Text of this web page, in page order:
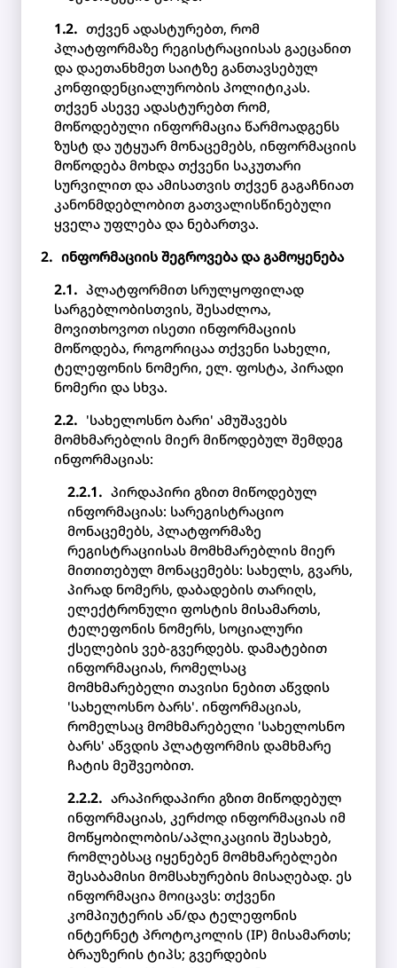
თქვენ ადასტურებთ, რომ
პლატფორმაზე რეგისტრაციისას გაეცანით
და დაეთანხმეთ საიტზე განთავსებულ
კონფიდენციალურობის პოლიტიკას.
თქვენ ასევე ადასტურებთ რომ,
მოწოდებული ინფორმაცია წარმოადგენს
ზუსტ და უტყუარ მონაცემებს, ინფორმაციის
მოწოდება მოხდა თქვენი საკუთარი
სურვილით და ამისათვის თქვენ გაგაჩნიათ
კანონმდებლობით გათვალისწინებული
ყველა უფლება და ნებართვა.
ინფორმაციის შეგროვება და გამოყენება
პლატფორმით სრულყოფილად
სარგებლობისთვის, შესაძლოა,
მოვითხოვოთ ისეთი ინფორმაციის
მოწოდება, როგორიცაა თქვენი სახელი,
ტელეფონის ნომერი, ელ. ფოსტა, პირადი
ნომერი და სხვა.
'სახელოსნო ბარი' ამუშავებს
მომხმარებლის მიერ მიწოდებულ შემდეგ
ინფორმაციას:
პირდაპირი გზით მიწოდებულ
ინფორმაციას: სარეგისტრაციო
მონაცემებს, პლატფორმაზე
რეგისტრაციისას მომხმარებლის მიერ
მითითებულ მონაცემებს: სახელს, გვარს,
პირად ნომერს, დაბადების თარიღს,
ელექტრონული ფოსტის მისამართს,
ტელეფონის ნომერს, სოციალური
ქსელების ვებ-გვერდებს. დამატებით
ინფორმაციას, რომელსაც
მომხმარებელი თავისი ნებით აწვდის
'სახელოსნო ბარს'. ინფორმაციას,
რომელსაც მომხმარებელი 'სახელოსნო
ბარს' აწვდის პლატფორმის დამხმარე
ჩატის მეშვეობით.
არაპირდაპირი გზით მიწოდებულ
ინფორმაციას, კერძოდ ინფორმაციას იმ
მოწყობილობის/აპლიკაციის შესახებ,
რომლებსაც იყენებენ მომხმარებლები
შესაბამისი მომსახურების მისაღებად. ეს
ინფორმაცია მოიცავს: თქვენი
კომპიუტერის ან/და ტელეფონის
ინტერნეტ პროტოკოლის (IP) მისამართს;
ბრაუზერის ტიპს; გვერდების